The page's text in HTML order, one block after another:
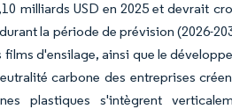
milliards USD en 2025 et devrait
la période de prévision (2026-
d'ensilage, ainsi que le
carbone des entreprises
plastiques s'intègrent